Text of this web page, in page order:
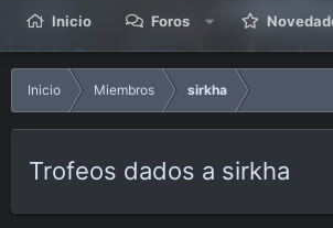
Inicio Foros
Inicio Miembros sirkha
Trofeos dados a sirkha